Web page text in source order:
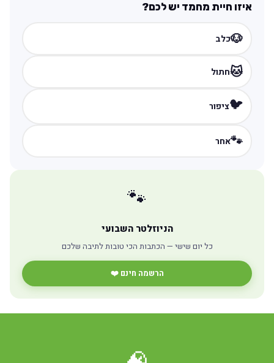
איזו חיית מחמד יש לכם?
🐶כלב
🐱חתול
🐦ציפור
🐾אחר
🐾
הניוזלטר השבועי
כל יום שישי — הכתבות הכי טובות לתיבה שלכם
הרשמה חינם ❤️